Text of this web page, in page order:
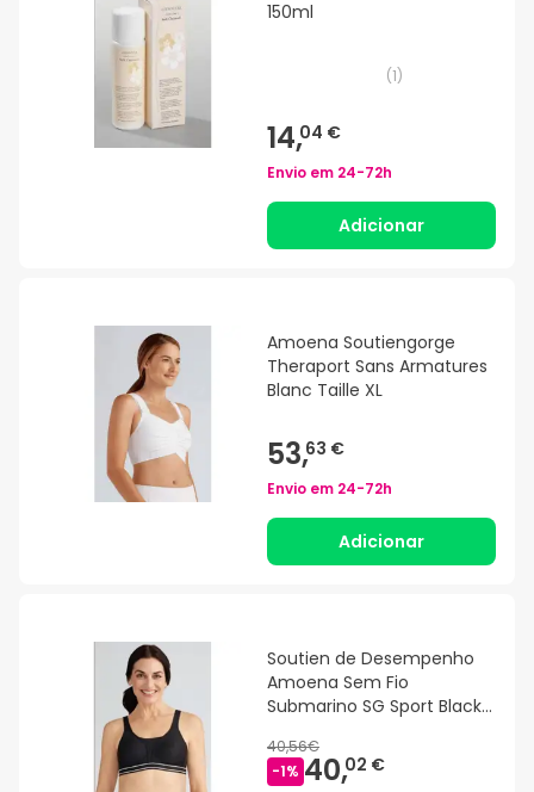
150ml
(1)
14,04 €
Envio em 24-72h
Adicionar
Amoena Soutiengorge
Theraport Sans Armatures
Blanc Taille XL
53,63 €
Envio em 24-72h
Adicionar
Soutien de Desempenho
Amoena Sem Fio
Submarino SG Sport Black
40,56€
-1% 40,02 €